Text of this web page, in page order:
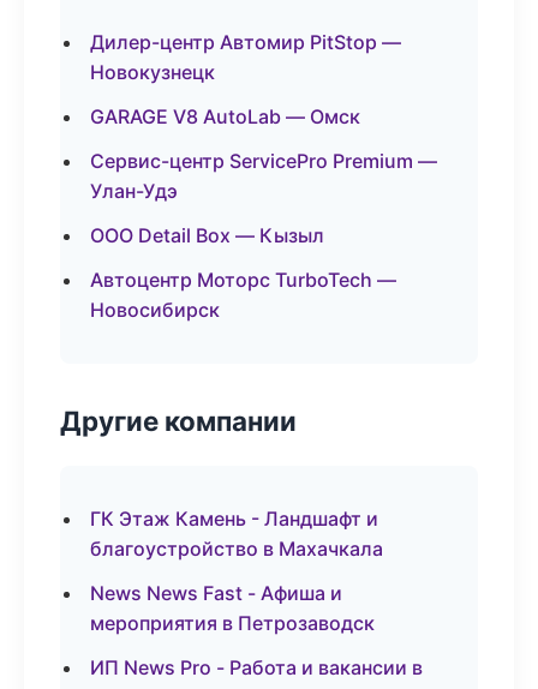
Дилер-центр Автомир PitStop —
Новокузнецк
GARAGE V8 AutoLab — Омск
Сервис-центр ServicePro Premium —
Улан-Удэ
ООО Detail Box — Кызыл
Автоцентр Моторс TurboTech —
Новосибирск
Другие компании
ГК Этаж Камень - Ландшафт и
благоустройство в Махачкала
News News Fast - Афиша и
мероприятия в Петрозаводск
ИП News Pro - Работа и вакансии в